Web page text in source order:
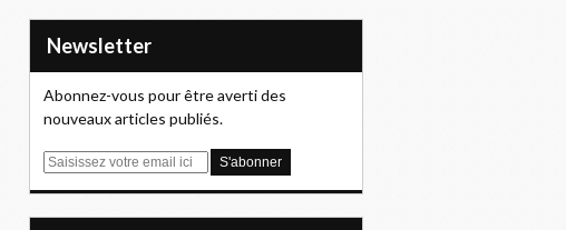
Newsletter
Abonnez-vous pour être averti des
nouveaux articles publiés.
E